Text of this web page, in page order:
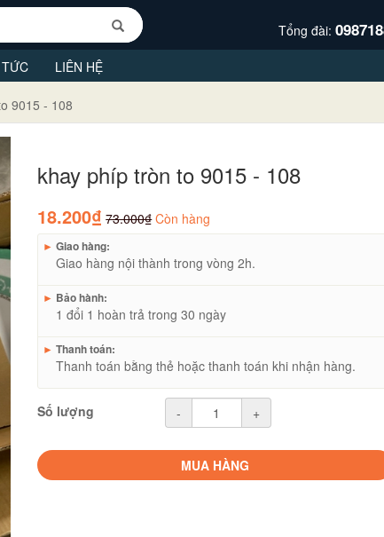
Tổng đài:
LIÊN HỆ
9015 - 108
khay phíp tròn to 9015 - 108
18.200₫ 73.000₫ Còn hàng
► Giao hàng:
Giao hàng nội thành trong vòng 2h.
► Bảo hành:
1 đổi 1 hoàn trả trong 30 ngày
► Thanh toán:
Thanh toán bằng thẻ hoặc thanh toán khi nhận hàng.
Số lượng - +
MUA HÀNG